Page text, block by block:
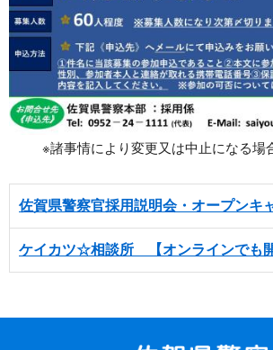
※諸事情により変更又は中止になる場
佐賀県警察官採用説明会・オープンキ
ケイカツ☆相談所 【オンラインでも開